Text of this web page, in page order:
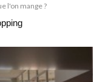
l'on mange ?